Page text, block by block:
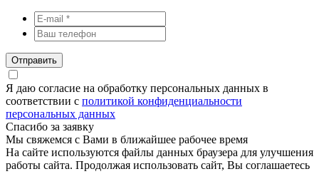
Отправить
Я даю согласие на обработку персональных данных в
соответствии с политикой конфиденциальности
персональных данных
Спасибо за заявку
Мы свяжемся с Вами в ближайшее рабочее время
На сайте используются файлы данных браузера для улучшения
работы сайта. Продолжая использовать сайт, Вы соглашаетесь